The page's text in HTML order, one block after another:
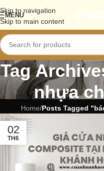
Skip to navigation
Skip to main content
MENU
Tag
nhựa
Home/Posts Tagged
02
TH6